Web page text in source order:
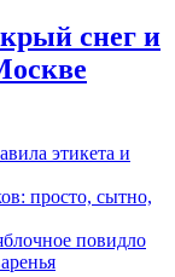
снег и
этикета и
просто, сытно,
повидло